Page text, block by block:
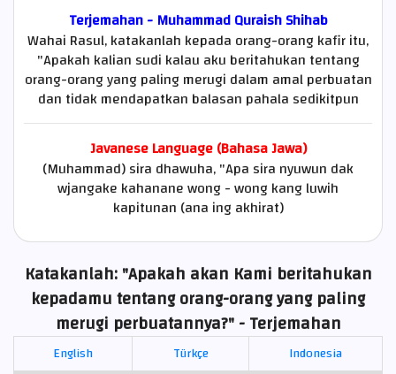
Terjemahan - Muhammad Quraish Shihab
Wahai Rasul, katakanlah kepada orang-orang kafir itu,
"Apakah kalian sudi kalau aku beritahukan tentang
orang-orang yang paling merugi dalam amal perbuatan
dan tidak mendapatkan balasan pahala sedikitpun
Javanese Language (Bahasa Jawa)
(Muhammad) sira dhawuha, "Apa sira nyuwun dak
wjangake kahanane wong - wong kang luwih
kapitunan (ana ing akhirat)
Katakanlah: "Apakah akan Kami beritahukan
kepadamu tentang orang-orang yang paling
merugi perbuatannya?" - Terjemahan
English Türkçe
Indonesia